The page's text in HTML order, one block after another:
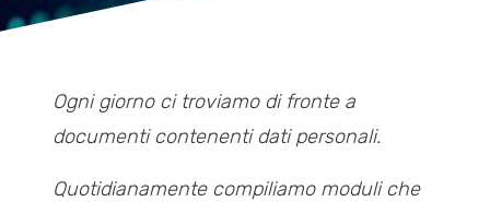
Ogni giorno ci troviamo di fronte a
documenti contenenti dati personali.
Quotidianamente compiliamo moduli che